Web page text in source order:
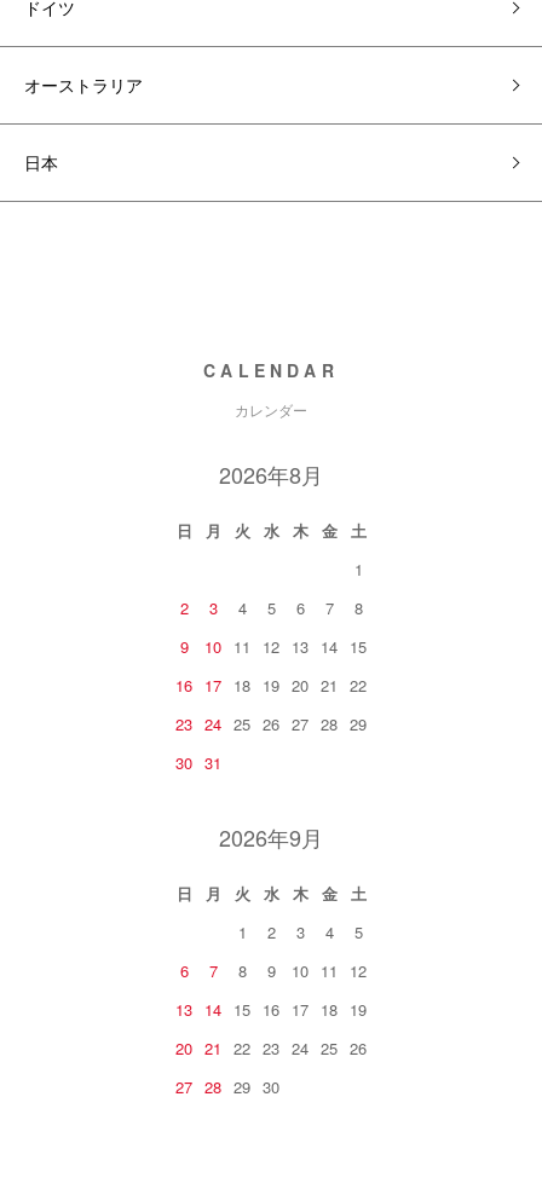
ドイツ
オーストラリア
日本
CALENDAR
カレンダー
2026年8月
日 月 火 水 木 金
土
1
2
3 4 5 6 7
8
9
10 11 12 13 14 15
16 17 18 19 20 21
22
23 24 25 26 27 28 29
30 31
2026年9月
日 月 火 水 木 金
土
1
2 3 4
5
6
7 8 9 10 11
12
13 14 15 16 17 18 19
20 21 22 23 24 25 26
27 28 29 30